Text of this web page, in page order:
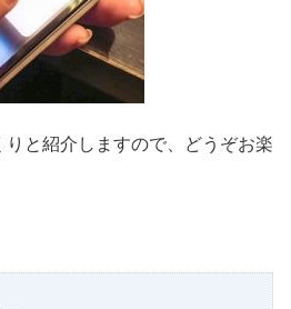
と紹介しますので、どうぞお楽